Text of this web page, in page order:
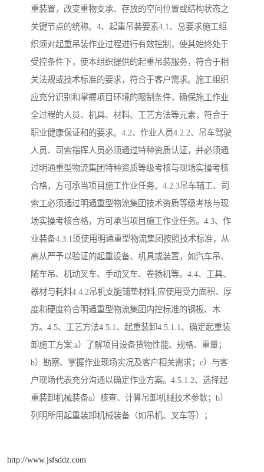
重装置，改变重物支承、存放的空间位置或结构状态之
关键节点的统称。4、起重吊装要素4.1、总要求施工组
织须对起重吊装作业过程进行有效控制，使其始终处于
受控条件下，使本组织提供的起重吊装服务，符合于相
关法规或技术标准的要求，符合于客户需求。施工组织
应充分识别和掌握项目环境的限制条件，确保施工作业
全过程的人员、机具、材料、工艺方法等元素，符合于
职业健康保证和的要求。4.2、作业人员4.2.2、吊车驾驶
人员、司索指挥人员必须通过特种资质认证，并必须通
过明通重型物流集团特种资质等级考核与现场实操考核
合格，方可承当项目施工作业任务。4.2.3吊车辅工、司
索工必须通过明通重型物流集团技术资质等级考核与现
场实操考核合格，方可承当项目施工作业任务。4.3、作
业装备4.3.1须使用明通重型物流集团按照技术标准，从
高从严予以验证的起重设备、机具或装置，如汽车吊、
随车吊、机动叉车、手动叉车、卷扬机等。4.4、工具、
器材与耗料4.4.2吊机支腿铺垫材料,应使用受力面积、厚
度和硬度符合明通重型物流集团内控标准的钢板、木
方。4.5、工艺方法4.5.1、起重装卸4.5.1.1、确定起重装
卸施工方案:a）了解项目设备货物性能、规格、重量；
b）勘察、掌握作业现场实况及客户相关需求；c）与客
户现场代表充分沟通以确定作业方案。4.5.1.2、选择起
重装卸机械装备a）核查、计算吊卸机械技术参数；b）
列明所用起重装卸机械装备（如吊机、叉车等）；
http://www.jsfsddz.com